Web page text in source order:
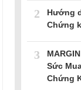
2
Hướng
Chứng
3
Sức
Chứng